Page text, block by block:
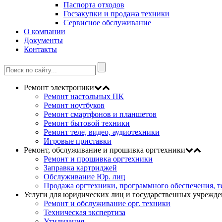
Паспорта отходов
Госзакупки и продажа техники
Сервисное обслуживание
О компании
Документы
Контакты
Ремонт электроники
Ремонт настольных ПК
Ремонт ноутбуков
Ремонт смартфонов и планшетов
Ремонт бытовой техники
Ремонт теле, видео, аудиотехники
Игровые приставки
Ремонт, обслуживание и прошивка оргтехники
Ремонт и прошивка оргтехники
Заправка картриджей
Обслуживание Юр. лиц
Продажа оргтехники, программного обеспечения,
Услуги для юридических лиц и государственных
Ремонт и обслуживание орг. техники
Техническая экспертиза